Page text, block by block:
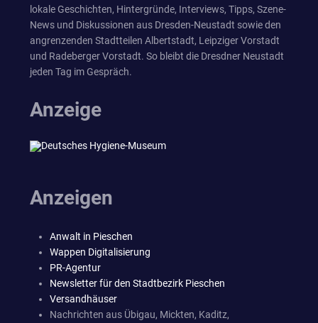
lokale Geschichten, Hintergründe, Interviews, Tipps, Szene-
News und Diskussionen aus Dresden-Neustadt sowie den
angrenzenden Stadtteilen Albertstadt, Leipziger Vorstadt
und Radeberger Vorstadt. So bleibt die Dresdner Neustadt
jeden Tag im Gespräch.
Anzeige
Anzeigen
Anwalt in Pieschen
Wappen Digitalisierung
PR-Agentur
Newsletter für den Stadtbezirk Pieschen
Versandhäuser
Nachrichten aus Übigau, Mickten, Kaditz,